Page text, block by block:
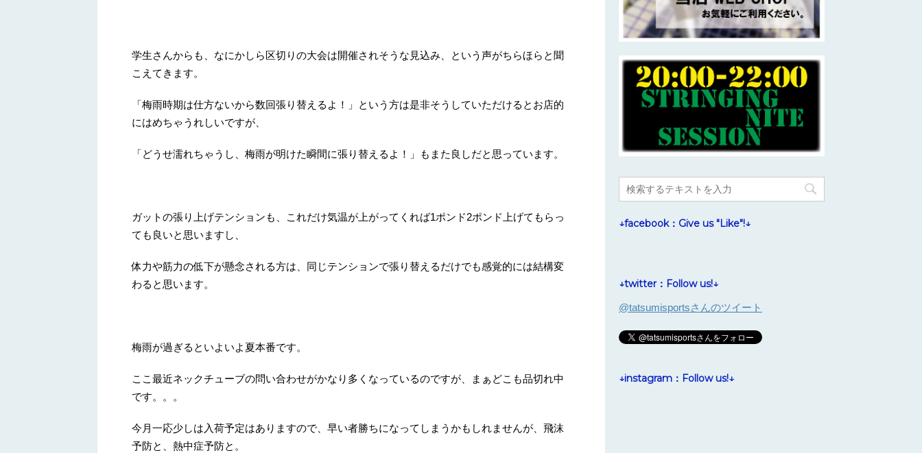
学生さんからも、なにかしら区切りの大会は開催されそうな見込み、という声がちらほらと聞
こえてきます。
「梅雨時期は仕方ないから数回張り替えるよ！」という方は是非そうしていただけるとお店的
にはめちゃうれしいですが、
「どうせ濡れちゃうし、梅雨が明けた瞬間に張り替えるよ！」もまた良しだと思っています。
ガットの張り上げテンションも、これだけ気温が上がってくれば1ポンド2ポンド上げてもらっ
ても良いと思いますし、
体力や筋力の低下が懸念される方は、同じテンションで張り替えるだけでも感覚的には結構変
わると思います。
梅雨が過ぎるといよいよ夏本番です。
ここ最近ネックチューブの問い合わせがかなり多くなっているのですが、まぁどこも品切れ中
です。。。
今月一応少しは入荷予定はありますので、早い者勝ちになってしまうかもしれませんが、飛沫
予防と、熱中症予防と。
↓facebook：Give us "Like"!↓
↓twitter：Follow us!↓
@tatsumisportsさんのツイート
↓instagram：Follow us!↓